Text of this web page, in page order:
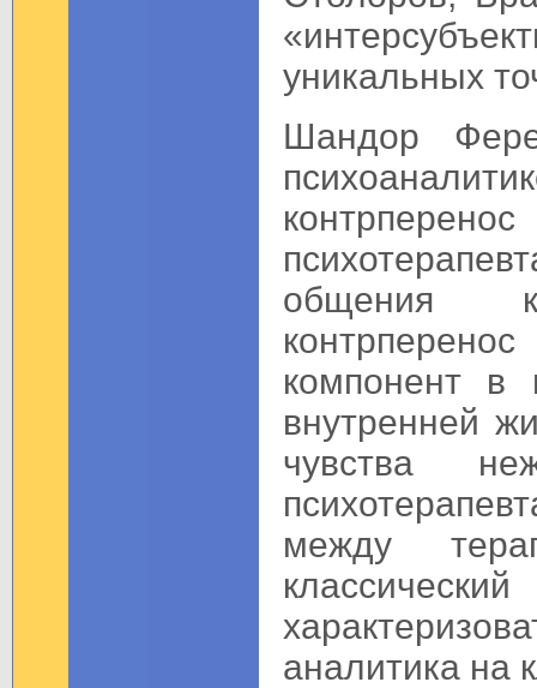
уникальных
Шандор
общения
компонент в
внутренней
чувства
между
аналитика на